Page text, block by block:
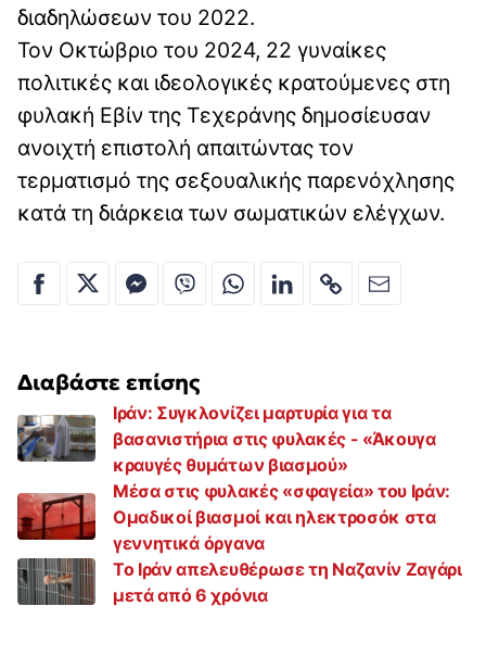
διαδηλώσεων του 2022.
Τον Οκτώβριο του 2024, 22 γυναίκες
πολιτικές και ιδεολογικές κρατούμενες στη
φυλακή Εβίν της Τεχεράνης δημοσίευσαν
ανοιχτή επιστολή απαιτώντας τον
τερματισμό της σεξουαλικής παρενόχλησης
κατά τη διάρκεια των σωματικών ελέγχων.
Διαβάστε επίσης
Ιράν: Συγκλονίζει μαρτυρία για τα
βασανιστήρια στις φυλακές - «Άκουγα
κραυγές θυμάτων βιασμού»
Μέσα στις φυλακές «σφαγεία» του Ιράν:
Ομαδικοί βιασμοί και ηλεκτροσόκ στα
γεννητικά όργανα
Το Ιράν απελευθέρωσε τη Ναζανίν Ζαγάρι
μετά από 6 χρόνια